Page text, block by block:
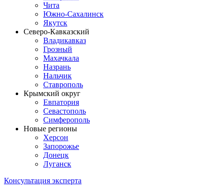
Чита
Южно-Сахалинск
Якутск
Северо-Кавказский
Владикавказ
Грозный
Махачкала
Назрань
Нальчик
Ставрополь
Крымский округ
Евпатория
Севастополь
Симферополь
Новые регионы
Херсон
Запорожье
Донецк
Луганск
Консультация эксперта